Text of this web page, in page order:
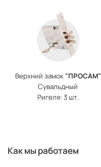
Верхний замок"ПРОСАМ"
Сувальдный
Ригеля: 3 шт.
Как мы работаем